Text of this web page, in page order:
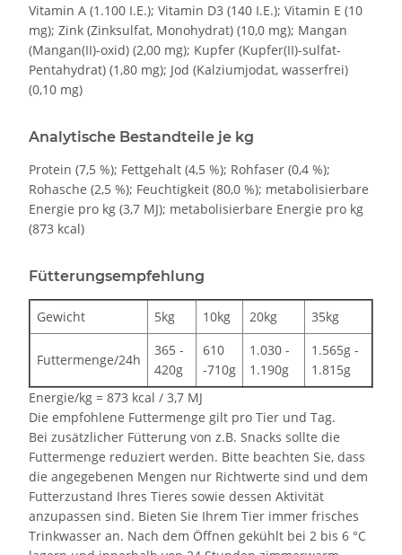
Vitamin A (1.100 I.E.); Vitamin D3 (140 I.E.); Vitamin E (10
mg); Zink (Zinksulfat, Monohydrat) (10,0 mg); Mangan
(Mangan(II)-oxid) (2,00 mg); Kupfer (Kupfer(II)-sulfat-
Pentahydrat) (1,80 mg); Jod (Kalziumjodat, wasserfrei)
(0,10 mg)
Analytische Bestandteile je kg
Protein (7,5 %); Fettgehalt (4,5 %); Rohfaser (0,4 %);
Rohasche (2,5 %); Feuchtigkeit (80,0 %); metabolisierbare
Energie pro kg (3,7 MJ); metabolisierbare Energie pro kg
(873 kcal)
Fütterungsempfehlung
Gewicht 5kg 10kg 20kg 35kg
Futtermenge/24h
365 -
420g
610
-710g
1.030 -
1.190g
1.565g -
1.815g
Energie/kg = 873 kcal / 3,7 MJ
Die empfohlene Futtermenge gilt pro Tier und Tag.
Bei zusätzlicher Fütterung von z.B. Snacks sollte die
Futtermenge reduziert werden. Bitte beachten Sie, dass
die angegebenen Mengen nur Richtwerte sind und dem
Futterzustand Ihres Tieres sowie dessen Aktivität
anzupassen sind. Bieten Sie Ihrem Tier immer frisches
Trinkwasser an. Nach dem Öffnen gekühlt bei 2 bis 6 °C